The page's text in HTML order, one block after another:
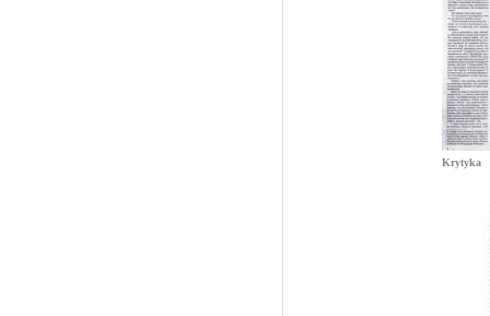
Krytyka